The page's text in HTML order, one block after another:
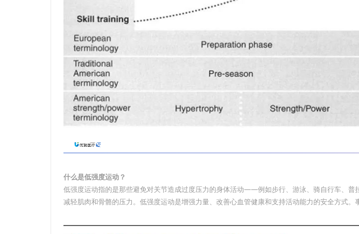
什么是低强度运动？
低强度运动指的是那些避免对关节造成过度压力的身体活动——例如步行、游泳、骑自行车、
减轻肌肉和骨骼的压力。低强度运动是增强力量、改善心血管健康和支持活动能力的安全方式